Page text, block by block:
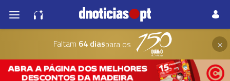
Faltam 64 diaspara os ×